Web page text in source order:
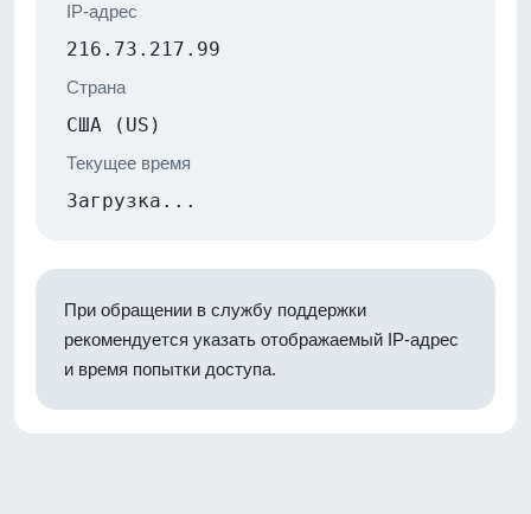
IP-адрес
216.73.217.99
Страна
США (US)
Текущее время
Загрузка...
При обращении в службу поддержки
рекомендуется указать отображаемый IP-адрес
и время попытки доступа.